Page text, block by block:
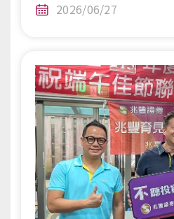
2026/06/27